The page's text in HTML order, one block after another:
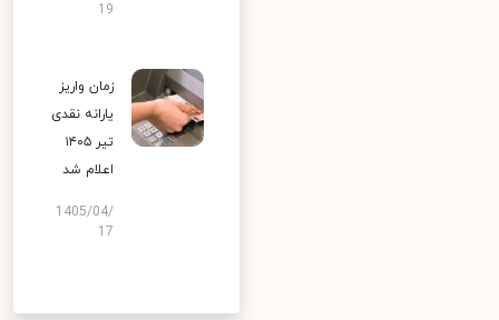
19
زمان واریز
یارانه نقدی
تیر ۱۴۰۵
اعلام شد
1405/04/
17